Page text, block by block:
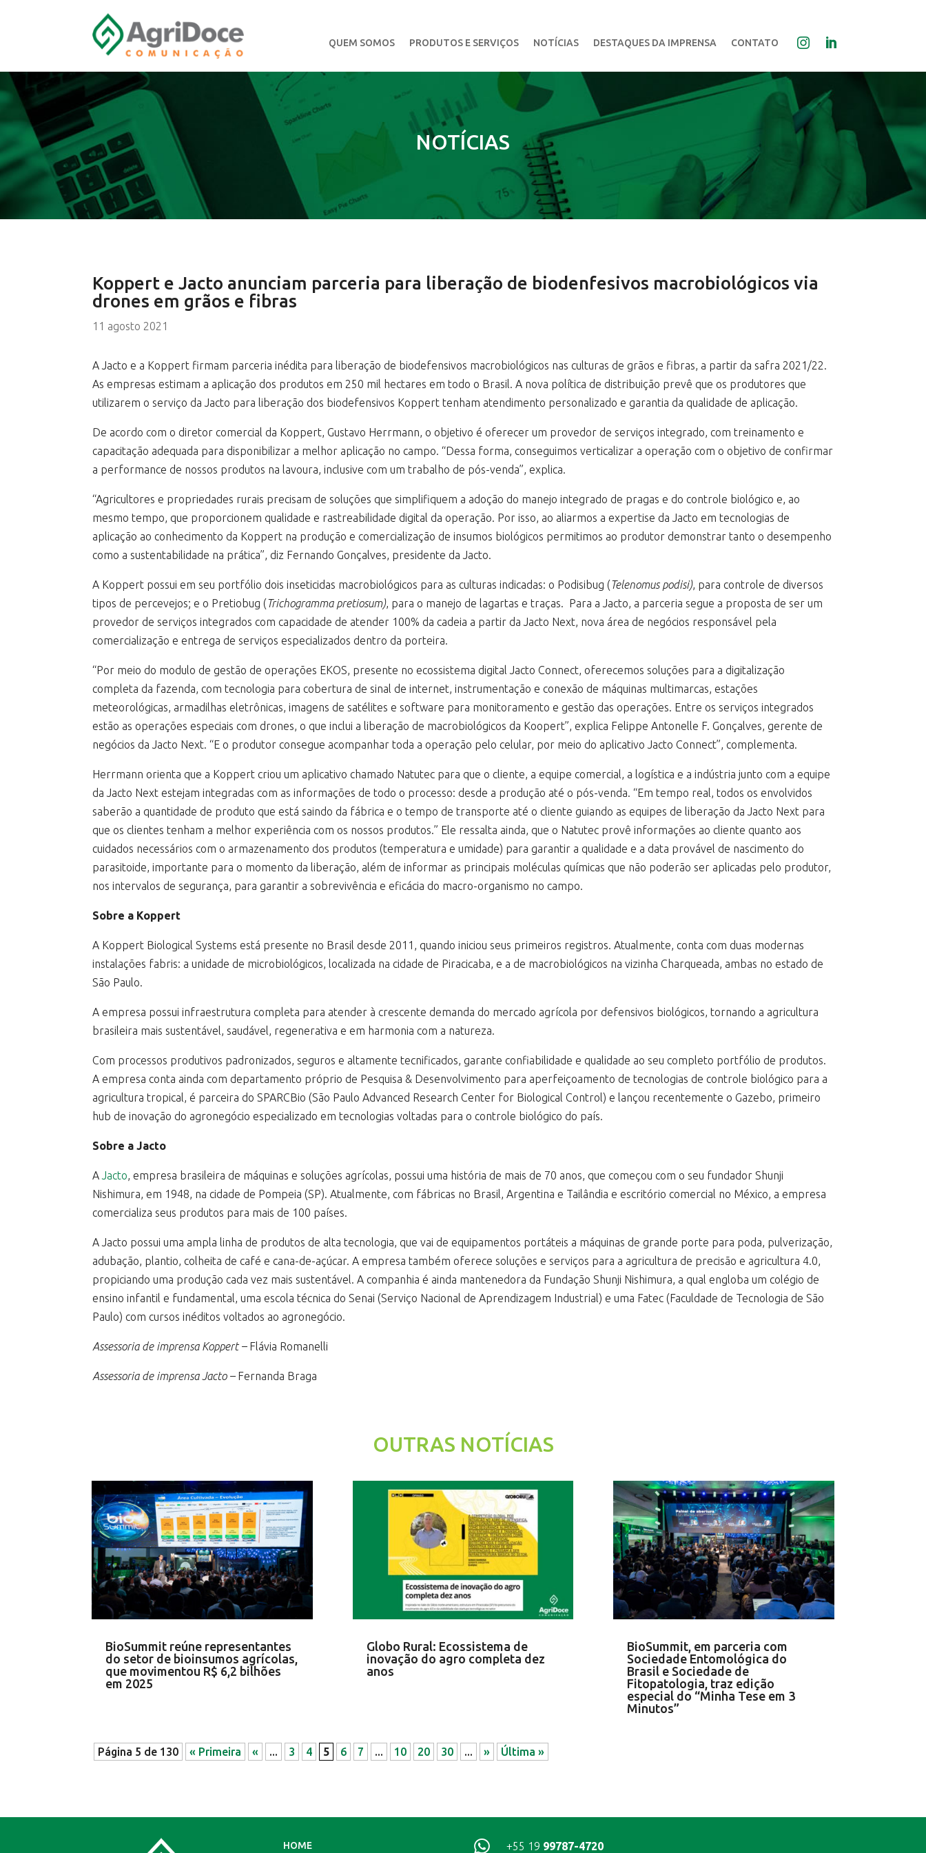
QUEM SOMOS PRODUTOS E SERVIÇOS NOTÍCIAS DESTAQUES DA IMPRENSA CONTATO
NOTÍCIAS
Koppert e Jacto anunciam parceria para liberação de biodenfesivos macrobiológicos via
drones em grãos e fibras
11 agosto 2021
A Jacto e a Koppert firmam parceria inédita para liberação de biodefensivos macrobiológicos nas culturas de grãos e fibras, a partir da safra 2021/22.
As empresas estimam a aplicação dos produtos em 250 mil hectares em todo o Brasil. A nova política de distribuição prevê que os produtores que
utilizarem o serviço da Jacto para liberação dos biodefensivos Koppert tenham atendimento personalizado e garantia da qualidade de aplicação.
De acordo com o diretor comercial da Koppert, Gustavo Herrmann, o objetivo é oferecer um provedor de serviços integrado, com treinamento e
capacitação adequada para disponibilizar a melhor aplicação no campo. “Dessa forma, conseguimos verticalizar a operação com o objetivo de confirmar
a performance de nossos produtos na lavoura, inclusive com um trabalho de pós-venda”, explica.
“Agricultores e propriedades rurais precisam de soluções que simplifiquem a adoção do manejo integrado de pragas e do controle biológico e, ao
mesmo tempo, que proporcionem qualidade e rastreabilidade digital da operação. Por isso, ao aliarmos a expertise da Jacto em tecnologias de
aplicação ao conhecimento da Koppert na produção e comercialização de insumos biológicos permitimos ao produtor demonstrar tanto o desempenho
como a sustentabilidade na prática”, diz Fernando Gonçalves, presidente da Jacto.
A Koppert possui em seu portfólio dois inseticidas macrobiológicos para as culturas indicadas: o Podisibug (Telenomus podisi), para controle de diversos
tipos de percevejos; e o Pretiobug (Trichogramma pretiosum), para o manejo de lagartas e traças. Para a Jacto, a parceria segue a proposta de ser um
provedor de serviços integrados com capacidade de atender 100% da cadeia a partir da Jacto Next, nova área de negócios responsável pela
comercialização e entrega de serviços especializados dentro da porteira.
“Por meio do modulo de gestão de operações EKOS, presente no ecossistema digital Jacto Connect, oferecemos soluções para a digitalização
completa da fazenda, com tecnologia para cobertura de sinal de internet, instrumentação e conexão de máquinas multimarcas, estações
meteorológicas, armadilhas eletrônicas, imagens de satélites e software para monitoramento e gestão das operações. Entre os serviços integrados
estão as operações especiais com drones, o que inclui a liberação de macrobiológicos da Koopert”, explica Felippe Antonelle F. Gonçalves, gerente de
negócios da Jacto Next. “E o produtor consegue acompanhar toda a operação pelo celular, por meio do aplicativo Jacto Connect”, complementa.
Herrmann orienta que a Koppert criou um aplicativo chamado Natutec para que o cliente, a equipe comercial, a logística e a indústria junto com a equipe
da Jacto Next estejam integradas com as informações de todo o processo: desde a produção até o pós-venda. “Em tempo real, todos os envolvidos
saberão a quantidade de produto que está saindo da fábrica e o tempo de transporte até o cliente guiando as equipes de liberação da Jacto Next para
que os clientes tenham a melhor experiência com os nossos produtos.” Ele ressalta ainda, que o Natutec provê informações ao cliente quanto aos
cuidados necessários com o armazenamento dos produtos (temperatura e umidade) para garantir a qualidade e a data provável de nascimento do
parasitoide, importante para o momento da liberação, além de informar as principais moléculas químicas que não poderão ser aplicadas pelo produtor,
nos intervalos de segurança, para garantir a sobrevivência e eficácia do macro-organismo no campo.
Sobre a Koppert
A Koppert Biological Systems está presente no Brasil desde 2011, quando iniciou seus primeiros registros. Atualmente, conta com duas modernas
instalações fabris: a unidade de microbiológicos, localizada na cidade de Piracicaba, e a de macrobiológicos na vizinha Charqueada, ambas no estado de
São Paulo.
A empresa possui infraestrutura completa para atender à crescente demanda do mercado agrícola por defensivos biológicos, tornando a agricultura
brasileira mais sustentável, saudável, regenerativa e em harmonia com a natureza.
Com processos produtivos padronizados, seguros e altamente tecnificados, garante confiabilidade e qualidade ao seu completo portfólio de produtos.
A empresa conta ainda com departamento próprio de Pesquisa & Desenvolvimento para aperfeiçoamento de tecnologias de controle biológico para a
agricultura tropical, é parceira do SPARCBio (São Paulo Advanced Research Center for Biological Control) e lançou recentemente o Gazebo, primeiro
hub de inovação do agronegócio especializado em tecnologias voltadas para o controle biológico do país.
Sobre a Jacto
AJacto, empresa brasileira de máquinas e soluções agrícolas, possui uma história de mais de 70 anos, que começou com o seu fundador Shunji
Nishimura, em 1948, na cidade de Pompeia (SP). Atualmente, com fábricas no Brasil, Argentina e Tailândia e escritório comercial no México, a empresa
comercializa seus produtos para mais de 100 países.
A Jacto possui uma ampla linha de produtos de alta tecnologia, que vai de equipamentos portáteis a máquinas de grande porte para poda, pulverização,
adubação, plantio, colheita de café e cana-de-açúcar. A empresa também oferece soluções e serviços para a agricultura de precisão e agricultura 4.0,
propiciando uma produção cada vez mais sustentável. A companhia é ainda mantenedora da Fundação Shunji Nishimura, a qual engloba um colégio de
ensino infantil e fundamental, uma escola técnica do Senai (Serviço Nacional de Aprendizagem Industrial) e uma Fatec (Faculdade de Tecnologia de São
Paulo) com cursos inéditos voltados ao agronegócio.
Assessoria de imprensa Koppert – Flávia Romanelli
Assessoria de imprensa Jacto – Fernanda Braga
OUTRAS NOTÍCIAS
BioSummit reúne representantes
do setor de bioinsumos agrícolas,
que movimentou R$ 6,2 bilhões
em 2025
Globo Rural: Ecossistema de
inovação do agro completa dez
anos
BioSummit, em parceria com
Sociedade Entomológica do
Brasil e Sociedade de
Fitopatologia, traz edição
especial do “Minha Tese em 3
Minutos”
Página 5 de 130 « Primeira « ... 3 4 5 6 7 ... 10 20 30 ... » Última »
HOME  +55 19 99787-4720